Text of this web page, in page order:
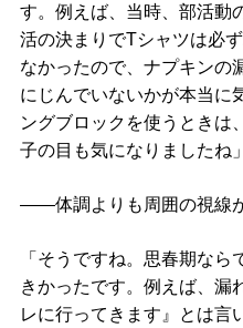
す。例えば、当時、部活動
活の決まりでTシャツは必
なかったので、ナプキンの
にじんでいないかが本当に
ングブロックを使うときは
子の目も気になりましたね」
――体調よりも周囲の視線
「そうですね。思春期な
きかったです。例えば、漏
レに行ってきます』とは言